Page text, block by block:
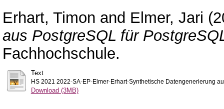
Erhart, Timon and Elmer, Jari
aus PostgreSQL für
Fachhochschule.
Text
HS 2021 2022-SA-EP-Elmer-Erhart-Synthetische Datengenerierung
Download (3MB)